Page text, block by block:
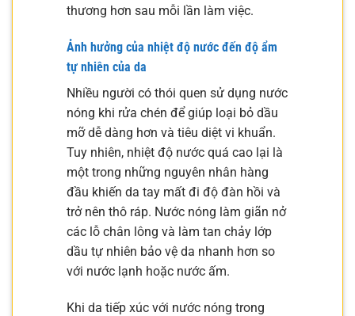
thương hơn sau mỗi lần làm việc.
Ảnh hưởng của nhiệt độ nước đến độ ẩm
tự nhiên của da
Nhiều người có thói quen sử dụng nước
nóng khi rửa chén để giúp loại bỏ dầu
mỡ dễ dàng hơn và tiêu diệt vi khuẩn.
Tuy nhiên, nhiệt độ nước quá cao lại là
một trong những nguyên nhân hàng
đầu khiến da tay mất đi độ đàn hồi và
trở nên thô ráp. Nước nóng làm giãn nở
các lỗ chân lông và làm tan chảy lớp
dầu tự nhiên bảo vệ da nhanh hơn so
với nước lạnh hoặc nước ấm.
Khi da tiếp xúc với nước nóng trong